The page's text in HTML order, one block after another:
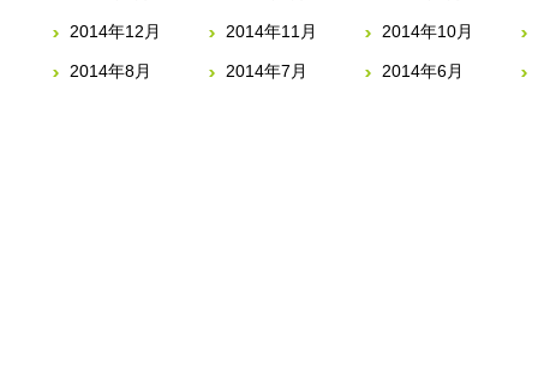
2014年12月 2014年11月 2014年10月
2014年8月 2014年7月 2014年6月